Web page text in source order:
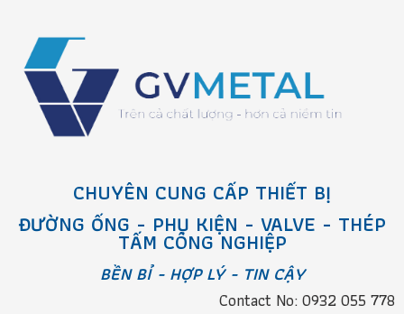
CHUYÊN CUNG CẤP THIẾT BỊ
ĐƯỜNG ỐNG - PHỤ KIỆN - VALVE - THÉP
TẤM CÔNG NGHIỆP
BỀN BỈ - HỢP LÝ - TIN CẬY
Contact No: 0932 055 778